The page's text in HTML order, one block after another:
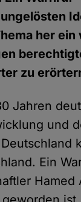
her
zu
Jahren
und
Ein